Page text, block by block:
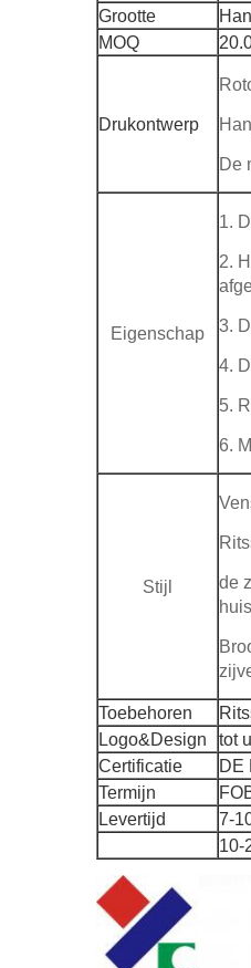
Grootte
MOQ
Drukontwerp
De
Eigenschap
1.
2.
3.
4.
5.
6.
Stijl
de
Toebehoren
Logo&Design
tot
Certificatie
DE
Termijn
Levertijd
7-
10-